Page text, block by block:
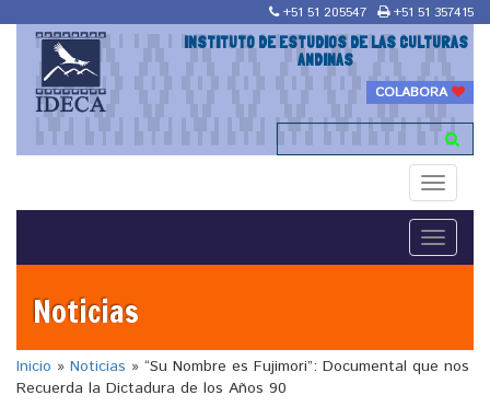
+51 51 205547 +51 51 357415
INSTITUTO DE ESTUDIOS DE LAS CULTURAS
ANDINAS
COLABORA
Toggle
Toggle
Noticias
Inicio » Noticias » “Su Nombre es Fujimori”: Documental que nos
Recuerda la Dictadura de los Años 90